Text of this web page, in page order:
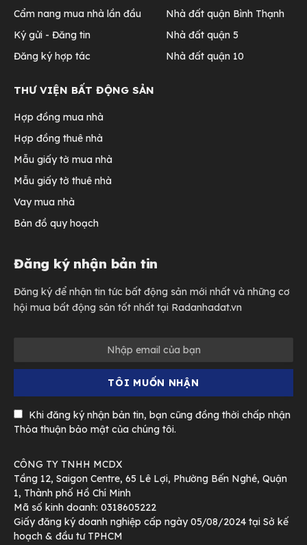
Cẩm nang mua nhà lần đầu
Ký gửi - Đăng tin
Đăng ký hợp tác
Nhà đất quận Bình Thạnh
Nhà đất quận 5
Nhà đất quận 10
THƯ VIỆN BẤT ĐỘNG SẢN
Hợp đồng mua nhà
Hợp đồng thuê nhà
Mẫu giấy tờ mua nhà
Mẫu giấy tờ thuê nhà
Vay mua nhà
Bản đồ quy hoạch
Đăng ký nhận bản tin
Đăng ký để nhận tin tức bất động sản mới nhất và những cơ
hội mua bất động sản tốt nhất tại Radanhadat.vn
Khi đăng ký nhận bản tin, bạn cũng đồng thời chấp nhận
Thỏa thuận bảo mật của chúng tôi.
CÔNG TY TNHH MCDX
Tầng 12, Saigon Centre, 65 Lê Lợi, Phường Bến Nghé, Quận
1, Thành phố Hồ Chí Minh
Mã số kinh doanh: 0318605222
Giấy đăng ký doanh nghiệp cấp ngày 05/08/2024 tại Sở kế
hoạch & đầu tư TPHCM